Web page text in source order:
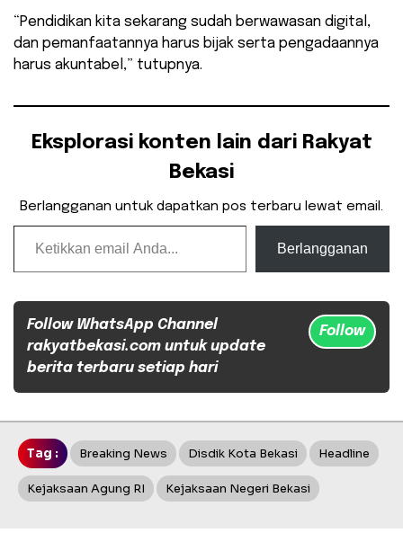
“Pendidikan kita sekarang sudah berwawasan digital,
dan pemanfaatannya harus bijak serta pengadaannya
harus akuntabel,” tutupnya.
Eksplorasi konten lain dari Rakyat
Bekasi
Berlangganan untuk dapatkan pos terbaru lewat email.
Ketikkan email Anda...
Berlangganan
Follow WhatsApp Channel
rakyatbekasi.com untuk update
berita terbaru setiap hari
Follow
Tag : Breaking News Disdik Kota Bekasi Headline
Kejaksaan Agung RI Kejaksaan Negeri Bekasi